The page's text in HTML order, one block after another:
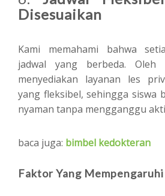
Disesuaikan
Kami memahami bahwa
jadwal yang berbeda.
menyediakan layanan les
yang fleksibel, sehingga siswa
nyaman tanpa mengganggu
baca juga: bimbel kedokteran
Faktor Yang